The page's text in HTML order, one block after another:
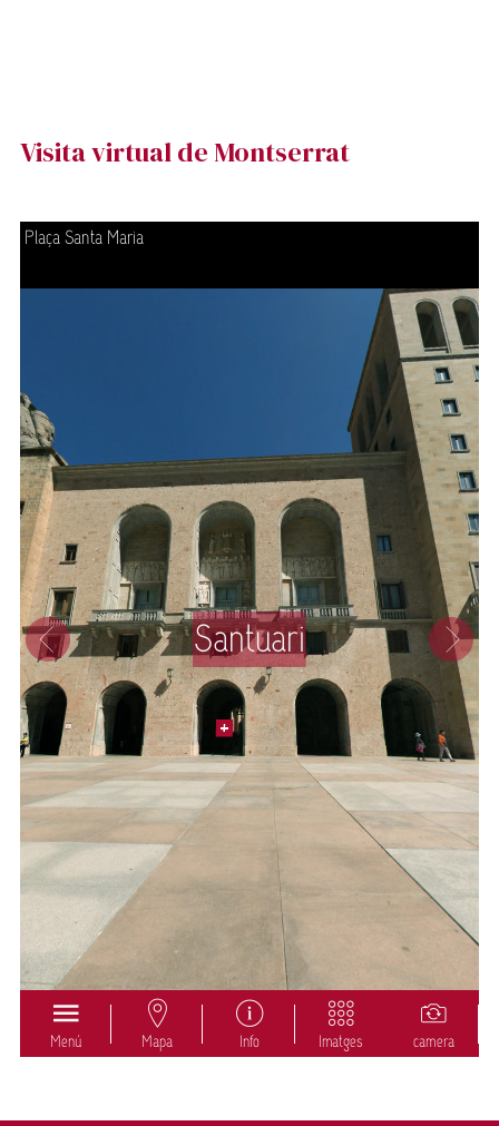
Visita virtual de Montserrat